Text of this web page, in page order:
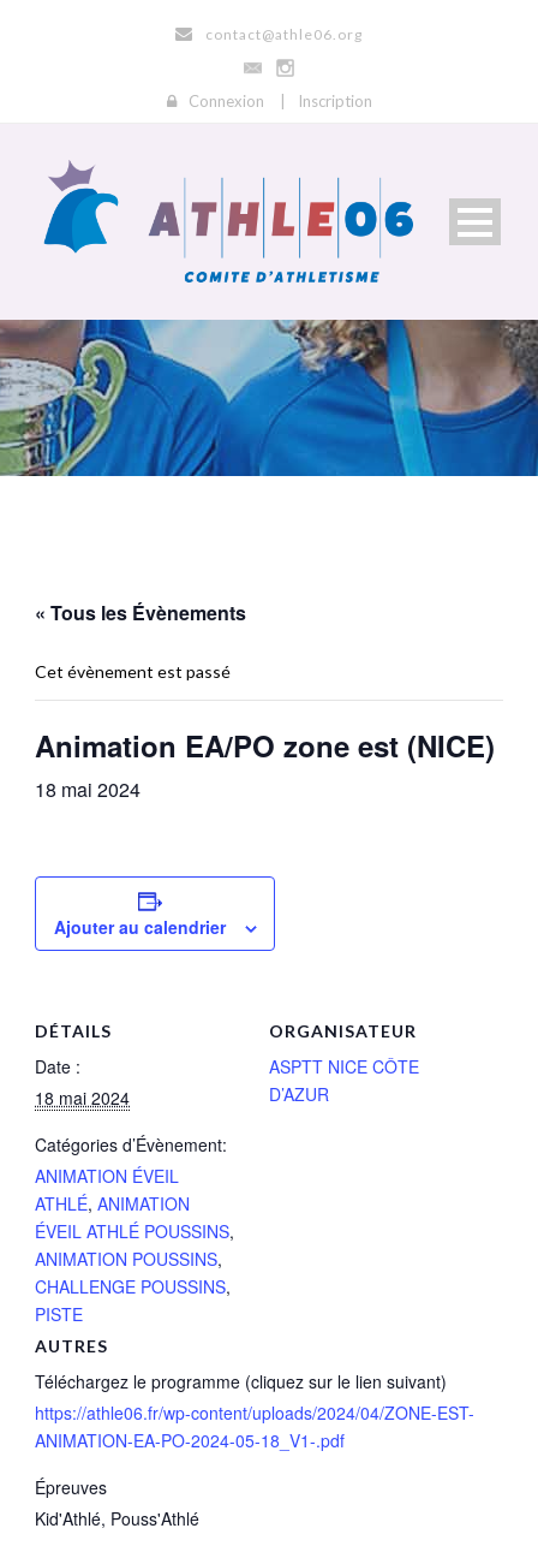
contact@athle06.org
Connexion Inscription
« Tous les Évènements
Cet évènement est passé
Animation EA/PO zone est (NICE)
18 mai 2024
Ajouter au calendrier
DÉTAILS
Date :
18 mai 2024
Catégories d’Évènement:
ANIMATION ÉVEIL
ATHLÉ, ANIMATION
ÉVEIL ATHLÉ POUSSINS,
ANIMATION POUSSINS,
CHALLENGE POUSSINS,
PISTE
ORGANISATEUR
ASPTT NICE CÔTE
D’AZUR
AUTRES
Téléchargez le programme (cliquez sur le lien suivant)
https://athle06.fr/wp-content/uploads/2024/04/ZONE-EST-
ANIMATION-EA-PO-2024-05-18_V1-.pdf
Épreuves
Kid'Athlé, Pouss'Athlé